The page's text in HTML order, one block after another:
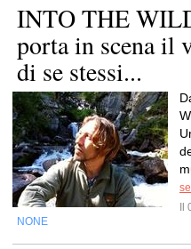
INTO THE
porta in scena il
di se stessi...
NONE